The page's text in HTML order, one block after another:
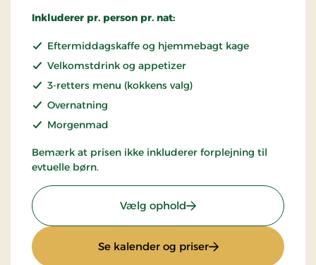
Inkluderer pr. person pr. nat:
Eftermiddagskaffe og hjemmebagt kage
Velkomstdrink og appetizer
3-retters menu (kokkens valg)
Overnatning
Morgenmad
Bemærk at prisen ikke inkluderer forplejning til
evtuelle børn.
Vælg ophold: Kroophold
Se kalender og priser: Kroophold